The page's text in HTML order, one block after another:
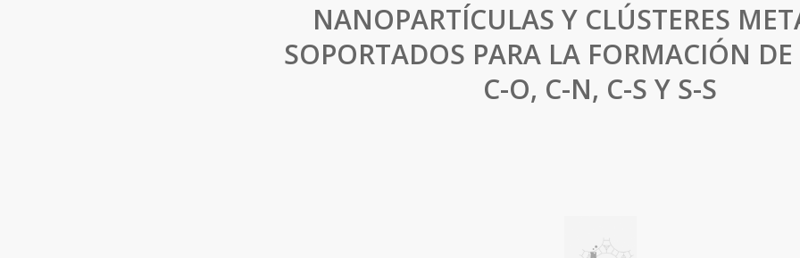
NANOPARTÍCULAS Y CLÚSTERES
SOPORTADOS PARA LA FORMACIÓN DE
C-O, C-N, C-S Y S-S